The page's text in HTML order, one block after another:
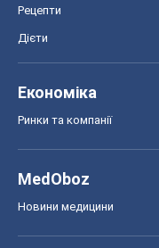
Рецепти
Дієти
Економіка
Ринки та компанії
MedOboz
Новини медицини